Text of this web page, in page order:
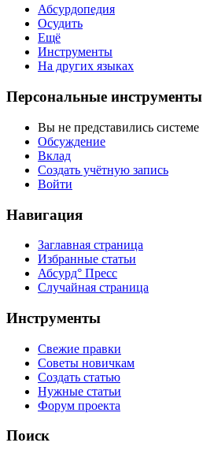
Абсурдопедия
Осудить
Ещё
Инструменты
На других языках
Персональные инструменты
Вы не представились системе
Обсуждение
Вклад
Создать учётную запись
Войти
Навигация
Заглавная страница
Избранные статьи
Абсурд° Пресс
Случайная страница
Инструменты
Свежие правки
Советы новичкам
Создать статью
Нужные статьи
Форум проекта
Поиск